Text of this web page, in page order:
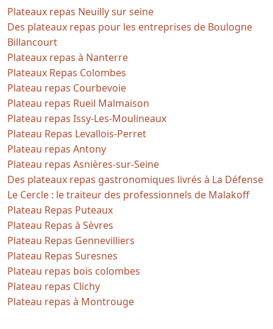
Plateaux repas Neuilly sur seine
Des plateaux repas pour les entreprises de Boulogne
Billancourt
Plateaux repas à Nanterre
Plateaux Repas Colombes
Plateau repas Courbevoie
Plateau repas Rueil Malmaison
Plateau repas Issy-Les-Moulineaux
Plateau Repas Levallois-Perret
Plateau repas Antony
Plateau repas Asnières-sur-Seine
Des plateaux repas gastronomiques livrés à La Défense
Le Cercle : le traiteur des professionnels de Malakoff
Plateau Repas Puteaux
Plateau Repas à Sèvres
Plateau Repas Gennevilliers
Plateau Repas Suresnes
Plateau repas bois colombes
Plateau repas Clichy
Plateau repas à Montrouge